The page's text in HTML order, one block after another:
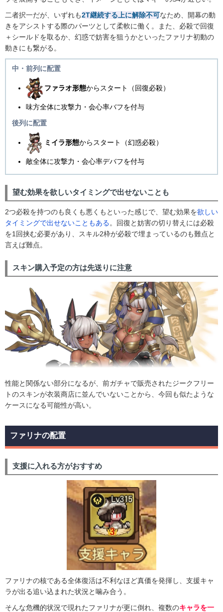
二者択一だが、いずれも2T継続する上に解除不可なため、開幕の動
きをアシストする際のパーツとして柔軟に働く。また、必殺で回復
＋シールドを取るか、幻惑で妨害を狙うかといったファリナ初動の
動きにも繋がる。
中・前列に配置
ファラオ形態からスタート（回復必殺）
味方全体に攻撃力・会心率バフを付与
後列に配置
ミイラ形態からスタート（幻惑必殺）
敵全体に攻撃力・会心率デバフを付与
望む効果を欲しいタイミングで出せないことも
2つ必殺を持つのも良くも悪くもといった感じで、望む効果を欲しい
タイミングで出せないこともある。回復と妨害の切り替えには必殺
を1回挟む必要があり、スキル2枠が必殺で埋まっているのも難点と
言えば難点。
スキン購入予定の方は先送りに注意
性能と関係ない部分になるが、前ガチャで販売されたジークフリー
トのスキンが衣装商店に並んでいないことから、今回も似たような
ケースになる可能性が高い。
ファリナの配置
支援に入れる方がおすすめ
ファリナの核である全体復活は不利なほど真価を発揮し、支援キャ
ラが出る追い込まれた状況と噛み合う。
そんな危機的状況で現れたファリナが更に倒れ、複数のキャラを一